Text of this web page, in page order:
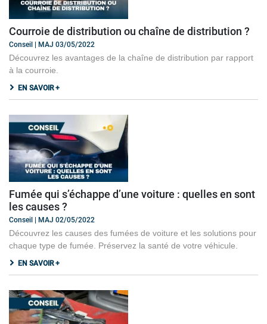
Courroie de distribution ou chaîne de distribution ?
Conseil | MAJ 03/05/2022
Découvrez les avantages de la chaîne de distribution par rapport
à la courroie.
EN SAVOIR +
Fumée qui s’échappe d’une voiture : quelles en sont
les causes ?
Conseil | MAJ 02/05/2022
Découvrez les causes des fumées de voiture et les solutions pour
chaque type de fumée. Préservez la santé de votre véhicule.
EN SAVOIR +